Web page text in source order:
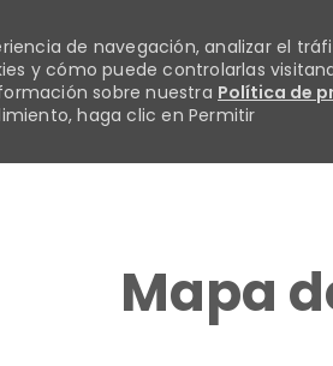
de navegación, analizar el
y cómo puede controlarlas
sobre nuestra Política de
haga clic en Permitir
Mapa